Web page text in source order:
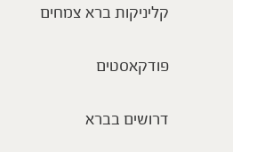
קליניקות ברא צמחים
פודקאסטים
דרושים בברא